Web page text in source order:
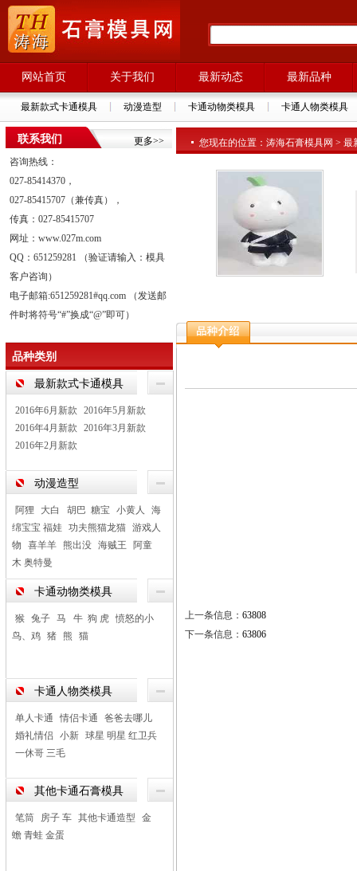
网站首页 关于我们 最新动态 最新品种
最新款式卡通模具 动漫造型 卡通动物类模具 卡通人物类模具
更多>>
联系我们
咨询热线：
027-85414370，
027-85415707（兼传真），
传真：027-85415707
网址：www.027m.com
QQ：651259281 （验证请输入：模具
客户咨询）
电子邮箱:651259281#qq.com （发送邮
件时将符号“#”换成“@”即可）
品种类别
最新款式卡通模具
2016年6月新款
2016年5月新款
2016年4月新款
2016年3月新款
2016年2月新款
动漫造型
阿狸 大白 胡巴 糖宝 小黄人
海
绵宝宝 福娃 功夫熊猫龙猫 游戏人
物
喜羊羊 熊出没 海贼王
阿童
木 奥特曼
卡通动物类模具
猴 兔子 马 牛 狗 虎 愤怒的小
鸟、鸡 猪 熊 猫
卡通人物类模具
单人卡通 情侣卡通
爸爸去哪儿
婚礼情侣
小新 球星 明星 红卫兵
一休哥 三毛
其他卡通石膏模具
笔筒 房子 车 其他卡通造型
金
蟾 青蛙 金蛋
您现在的位置：涛海石膏模具网 > 最
上一条信息： 63808
下一条信息： 63806